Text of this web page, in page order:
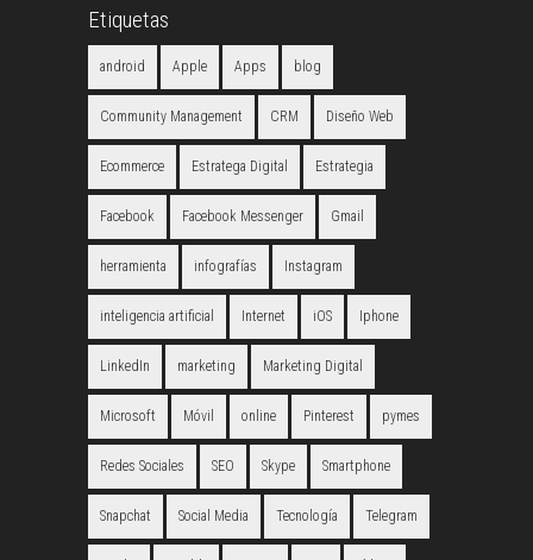
Etiquetas
android Apple Apps blog
Community Management CRM Diseño Web
Ecommerce Estratega Digital Estrategia
Facebook Facebook Messenger Gmail
herramienta infografías Instagram
inteligencia artificial Internet iOS Iphone
LinkedIn marketing Marketing Digital
Microsoft Móvil online Pinterest pymes
Redes Sociales SEO Skype Smartphone
Snapchat Social Media Tecnología Telegram